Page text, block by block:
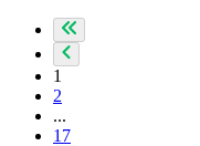
1
2
...
17